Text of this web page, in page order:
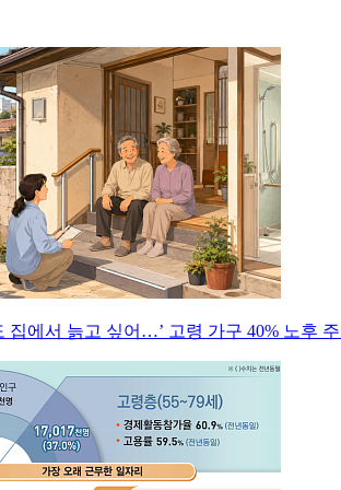
집에서 늙고 싶어…’ 고령 가구 40% 노후